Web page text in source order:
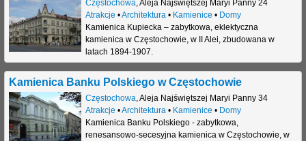
Częstochowa,Aleja Najświętszej Maryi Panny 24
Atrakcje •Architektura• Kamienice • Domy
Kamienica Kupiecka – zabytkowa, eklektyczna
kamienica w Częstochowie, w II Alei, zbudowana w
latach 1894-1907.
Kamienica Banku Polskiego w Częstochowie
Częstochowa Aleja Najświętszej Maryi Panny 34
Atrakcje •Architektura • Kamienice • Domy
Kamienica Banku Polskiego - zabytkowa,
renesansowo-secesyjna kamienica w Częstochowie, w